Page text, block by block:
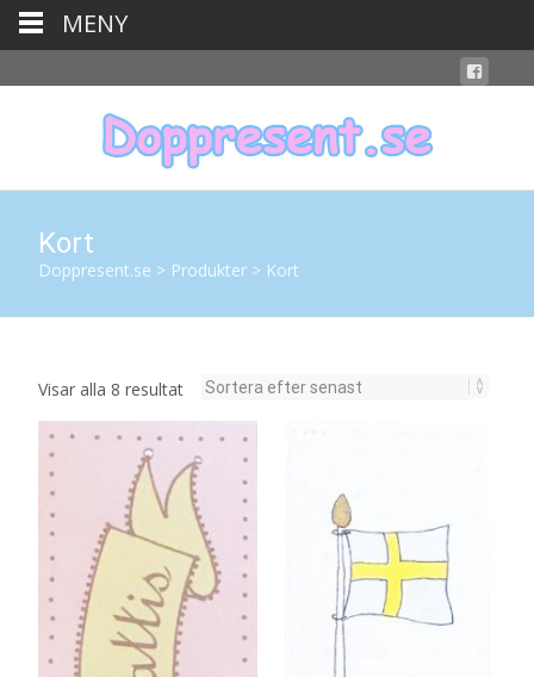
Kort
Doppresent.se > Produkter > Kort
Visar alla 8 resultatSortera
efter
senaste
MENY